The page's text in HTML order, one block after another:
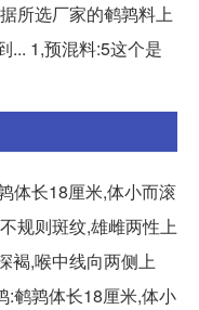
所选厂家的鹌鹑料上
... 1,预混料:5这个是
体长18厘米,体小而滚
规则斑纹,雄雌两性上
褐,喉中线向两侧上
:鹌鹑体长18厘米,体小